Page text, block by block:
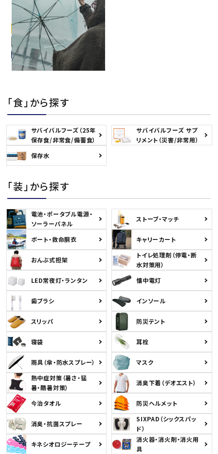
メールマガジン登録
特定商取引法に基づく表記
会社概要
2023.07.24
スタッフブログ
平井敬也の防災歳時記
sell 異常気象
「食」から探す
サバイバルフーズ（25年
保存食/非常食/備蓄食）
サバイバルフーズ サプ
リメント（災害/非常用）
保存水
「装」から探す
電池・ポータブル電源・
ソーラーパネル
ストーブ・マッチ
ボート・救命胴衣 キャリーカート
おんぶ式担架
トイレ処理剤（停電・断
水対策用）
LED常夜灯・ランタン
懐中電灯
歯ブラシ インソール
スリッパ 防災テント
寝袋 耳栓
雨具（傘・防水スプレー）
マスク
熱中症対策（暑さ・猛
暑・酷暑対策）
消臭下着（デオエスト）
今治タオル 防災ヘルメット
消臭・抗菌スプレー
SIXPAD（シックスパッ
ド）
キネシオロジーテープ
消火器・消火剤・消火用
具